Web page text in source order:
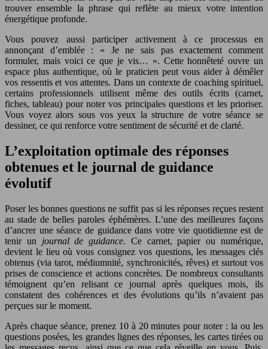
trouver ensemble la phrase qui reflète au mieux votre intention
énergétique profonde.
Vous pouvez aussi participer activement à ce processus en
annonçant d’emblée : « Je ne sais pas exactement comment
formuler, mais voici ce que je vis… ». Cette honnêteté ouvre un
espace plus authentique, où le praticien peut vous aider à démêler
vos ressentis et vos attentes. Dans un contexte de coaching spirituel,
certains professionnels utilisent même des outils écrits (carnet,
fiches, tableau) pour noter vos principales questions et les prioriser.
Vous voyez alors sous vos yeux la structure de votre séance se
dessiner, ce qui renforce votre sentiment de sécurité et de clarté.
L’exploitation optimale des réponses
obtenues et le journal de guidance
évolutif
Poser les bonnes questions ne suffit pas si les réponses reçues restent
au stade de belles paroles éphémères. L’une des meilleures façons
d’ancrer une séance de guidance dans votre vie quotidienne est de
tenir un journal de guidance. Ce carnet, papier ou numérique,
devient le lieu où vous consignez vos questions, les messages clés
obtenus (via tarot, médiumnité, synchronicités, rêves) et surtout vos
prises de conscience et actions concrètes. De nombreux consultants
témoignent qu’en relisant ce journal après quelques mois, ils
constatent des cohérences et des évolutions qu’ils n’avaient pas
perçues sur le moment.
Après chaque séance, prenez 10 à 20 minutes pour noter : la ou les
questions posées, les grandes lignes des réponses, les cartes tirées ou